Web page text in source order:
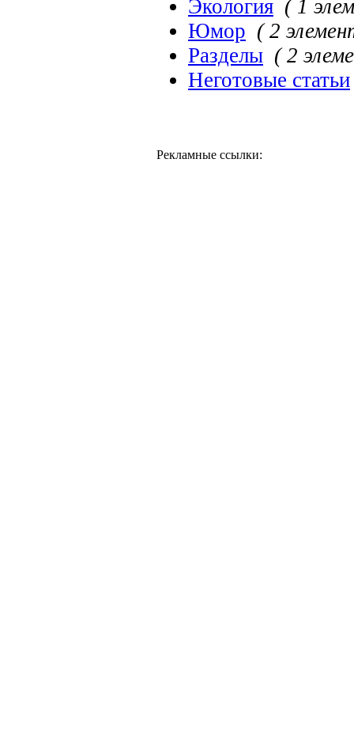
Экология ( 1
Юмор ( 2
Разделы ( 2
Неготовые статьи
Рекламные ссылки: